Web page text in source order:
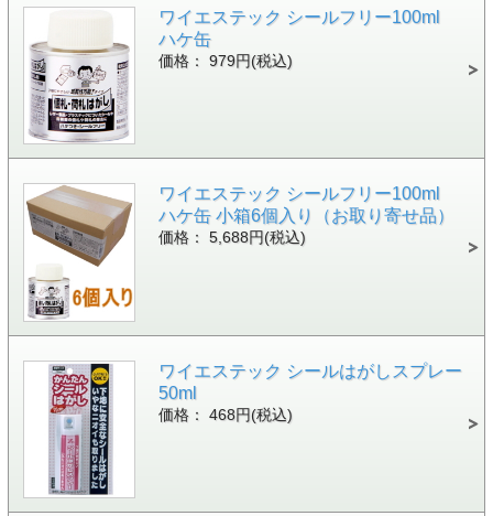
ワイエステック シールフリー100ml
ハケ缶
価格： 979円(税込)
ワイエステック シールフリー100ml
ハケ缶 小箱6個入り（お取り寄せ品）
価格： 5,688円(税込)
ワイエステック シールはがしスプレー
50ml
価格： 468円(税込)